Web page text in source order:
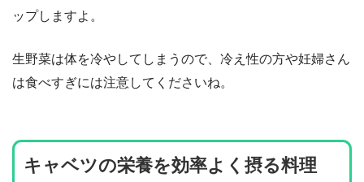
ップしますよ。
生野菜は体を冷やしてしまうので、冷え性の方や妊婦さん
は食べすぎには注意してくださいね。
キャベツの栄養を効率よく摂る料理